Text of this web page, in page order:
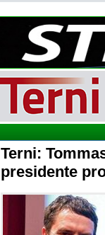
Terni:
presidente